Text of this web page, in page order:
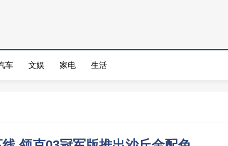
车 文娱 家电 生活